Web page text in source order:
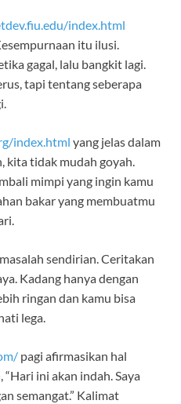
index.html
itu ilusi.
gagal, lalu bangkit lagi.
tapi tentang seberapa
index.html yang jelas dalam
kita tidak mudah goyah.
mimpi yang ingin kamu
bakar yang membuatmu
sendirian. Ceritakan
Kadang hanya dengan
ringan dan kamu bisa
lega.
pagi afirmasikan hal
ini akan indah. Saya
semangat.” Kalimat